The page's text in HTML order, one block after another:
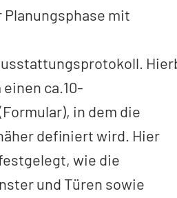
mit
ca.10-
in dem die
definiert wird. Hier
wie die
und Türen sowie